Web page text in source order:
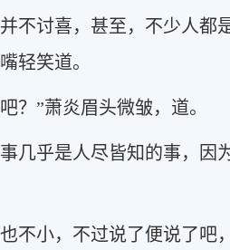
不讨喜，甚至，不少人
轻笑道。
？”萧炎眉头微皱，道。
几乎是人尽皆知的事，因
不小，不过说了便说了吧